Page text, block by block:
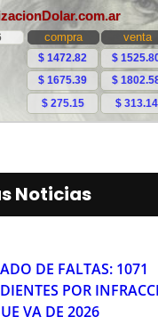
Noticias
DE FALTAS: 1071
POR
VA DE 2026